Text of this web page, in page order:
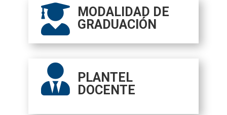

MODALIDAD DE
GRADUACIÓN

PLANTEL
DOCENTE